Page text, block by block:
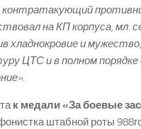
контратакующий
на КП корпуса, мл.
хладнокровие и
ЦТС и в полном
.
к медали «За боевые
штабной роты